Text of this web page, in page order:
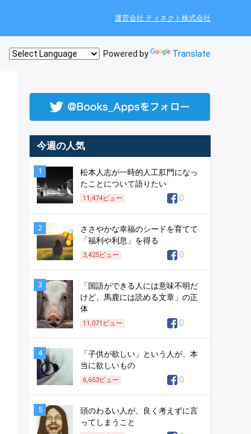
運営会社 ティネクト株式会社
Powered by Translate
今週の人気
1
松本人志が一時的人工肛門になっ
たことについて語りたい
11,474ビュー 0
2
ささやかな幸福のシードを育てて
「福利や利息」を得る
3,425ビュー 0
3
「国語ができる人には意味不明だ
けど、馬鹿には読める文章」の正
体
11,071 ビュー 0
4
「子供が欲しい」という人が、本
当に欲しいもの
6,653ビュー 0
5
頭のわるい人が、良く考えずに言
ってしまうこと